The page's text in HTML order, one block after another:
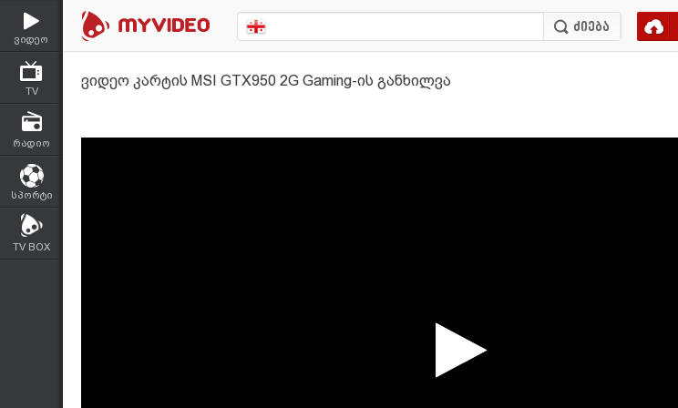
ვიდეო
TV
რადიო
სპორტი
TV BOX
ვიდეო კარტის MSI GTX950 2G Gaming-ის განხილვა